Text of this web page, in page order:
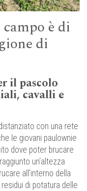
è di
di
il pascolo
cavalli e
con una rete
le giovani paulownie
dove poter brucare
un’altezza
all’interno della
residui di potatura delle